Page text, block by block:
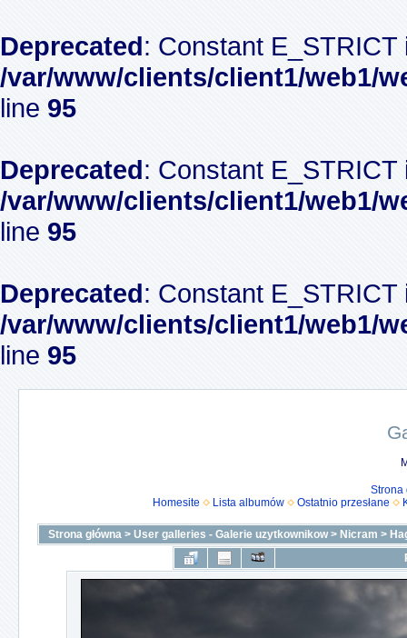
Deprecated: Constant
/var/www/clients/client1/web1/
line 95
Deprecated: Constant
/var/www/clients/client1/web1/
line 95
Deprecated: Constant
/var/www/clients/client1/web1/
line 95
Strona
Homesite
Lista albumów Ostatnio przesłane
Strona główna > User galleries - Galerie uzytkownikow> Nicram >